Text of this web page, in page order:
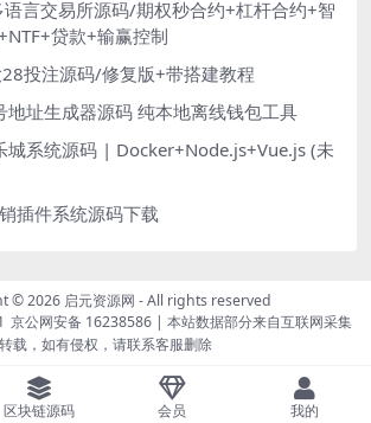
言交易所源码/期权秒合约+杠杆合约+智
贷款+输赢控制
投注源码/修复版+带搭建教程
地址生成器源码 纯本地离线钱包工具
城系统源码 | Docker+Node.js+Vue.js (未
插件系统源码下载
© 2026 启元资源网 - All rights reserved
京公网安备 16238586| 本站数据部分来自互联网采集
转载，如有侵权，请联系客服删除
区块链源码 会员 我的